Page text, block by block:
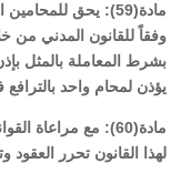
مادة(59): يحق
وفقاً للقانون المدني من
بشرط المعاملة بالمثل
يؤذن لمحام واحد
مادة(60): مع مراعاة
لهذا القانون تحرر العقود